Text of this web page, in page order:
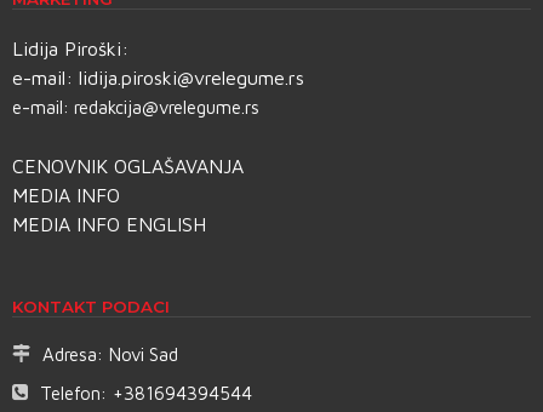
Lidija Piroški:
e-mail: lidija.piroski@vrelegume.rs
e-mail: redakcija@vrelegume.rs
CENOVNIK OGLAŠAVANJA
MEDIA INFO
MEDIA INFO ENGLISH
KONTAKT PODACI
Adresa: Novi Sad
Telefon: +381694394544